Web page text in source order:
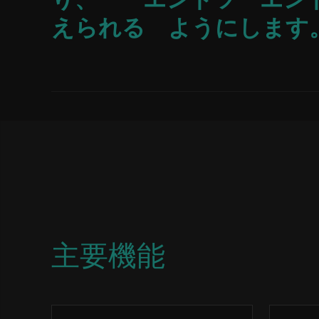
えられる ようにします
主要機能